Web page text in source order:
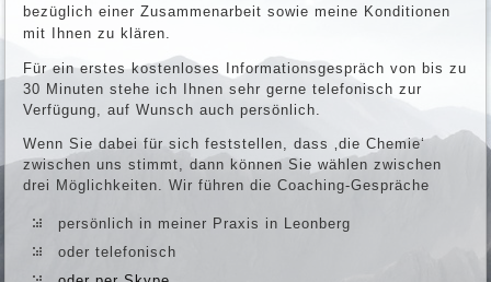
bezüglich einer Zusammenarbeit sowie meine Konditionen
mit Ihnen zu klären.
Für ein erstes kostenloses Informationsgespräch von bis zu
30 Minuten stehe ich Ihnen sehr gerne telefonisch zur
Verfügung, auf Wunsch auch persönlich.
Wenn Sie dabei für sich feststellen, dass ‚die Chemie‘
zwischen uns stimmt, dann können Sie wählen zwischen
drei Möglichkeiten. Wir führen die Coaching-Gespräche
persönlich in meiner Praxis in Leonberg
oder telefonisch